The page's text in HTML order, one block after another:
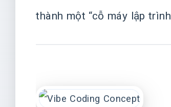
thành một “cỗ máy lập